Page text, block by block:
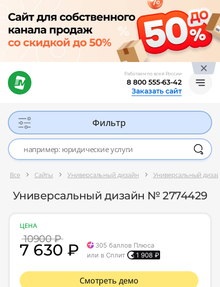
Работаем по всей России
8 800 555-63-42
Заказать сайт
Фильтр
Все Сайты Универсальный дизайн Универсальный
Универсальный дизайн № 2774429
ЦЕНА
10900 ₽
7 630 ₽ 305 баллов Плюса
или в Сплит
1 908 ₽
Смотреть демо